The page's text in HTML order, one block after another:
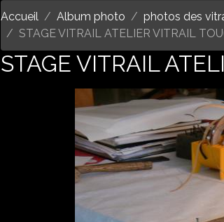
Accueil Album photo
photos des
STAGE VITRAIL ATELIER VITRAIL
STAGE VITRAIL